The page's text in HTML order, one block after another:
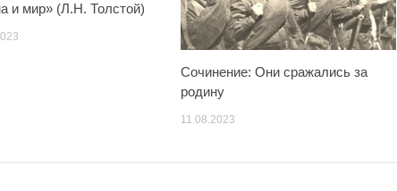
и мир» (Л.Н. Толстой)
Сочинение: Они сражались за
родину
11.08.2023